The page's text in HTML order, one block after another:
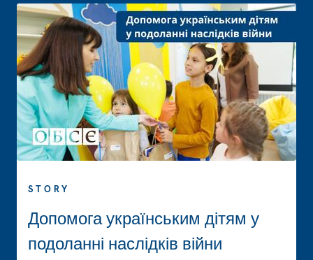
STORY
Допомога українським дітям у
подоланні наслідків війни